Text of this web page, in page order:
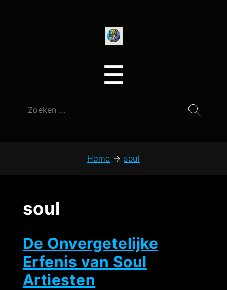
☰
Zoeken
naar:
Home → soul
soul
De Onvergetelijke
Erfenis van Soul
Artiesten